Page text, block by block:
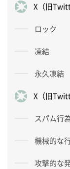
X（旧
ロック
凍結
永久凍結
X（旧
スパム行
機械的な
攻撃的な